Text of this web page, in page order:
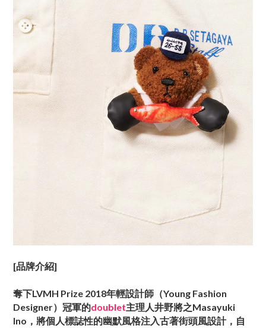
[品牌介紹]
奪下LVMH Prize 2018年輕設計師（Young Fashion
Designer）冠軍的doublet主理人井野將之Masayuki
Ino，將個人標誌性的幽默風格注入古著街頭風設計，自